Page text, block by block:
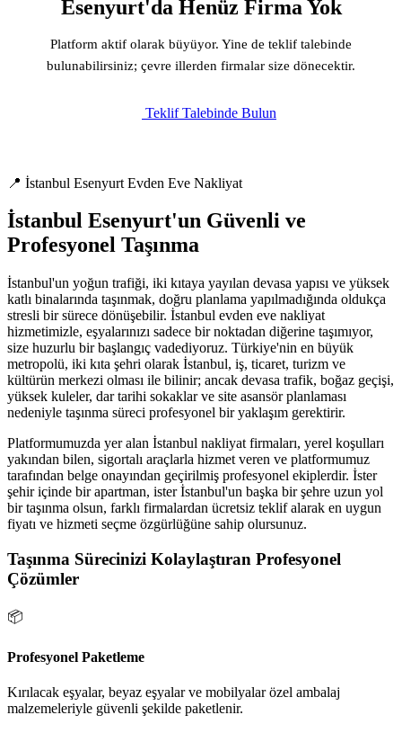
Esenyurt'da Henüz Firma Yok
Platform aktif olarak büyüyor. Yine de teklif talebinde
bulunabilirsiniz; çevre illerden firmalar size dönecektir.
Teklif Talebinde Bulun
📍 İstanbul Esenyurt Evden Eve Nakliyat
İstanbul Esenyurt'un Güvenli ve
Profesyonel Taşınma
İstanbul'un yoğun trafiği, iki kıtaya yayılan devasa yapısı ve yüksek
katlı binalarında taşınmak, doğru planlama yapılmadığında oldukça
stresli bir sürece dönüşebilir. İstanbul evden eve nakliyat
hizmetimizle, eşyalarınızı sadece bir noktadan diğerine taşımıyor,
size huzurlu bir başlangıç vadediyoruz. Türkiye'nin en büyük
metropolü, iki kıta şehri olarak İstanbul, iş, ticaret, turizm ve
kültürün merkezi olması ile bilinir; ancak devasa trafik, boğaz geçişi,
yüksek kuleler, dar tarihi sokaklar ve site asansör planlaması
nedeniyle taşınma süreci profesyonel bir yaklaşım gerektirir.
Platformumuzda yer alan İstanbul nakliyat firmaları, yerel koşulları
yakından bilen, sigortalı araçlarla hizmet veren ve platformumuz
tarafından belge onayından geçirilmiş profesyonel ekiplerdir. İster
şehir içinde bir apartman, ister İstanbul'un başka bir şehre uzun yol
bir taşınma olsun, farklı firmalardan ücretsiz teklif alarak en uygun
fiyatı ve hizmeti seçme özgürlüğüne sahip olursunuz.
Taşınma Sürecinizi Kolaylaştıran Profesyonel
Çözümler
📦
Profesyonel Paketleme
Kırılacak eşyalar, beyaz eşyalar ve mobilyalar özel ambalaj
malzemeleriyle güvenli şekilde paketlenir.